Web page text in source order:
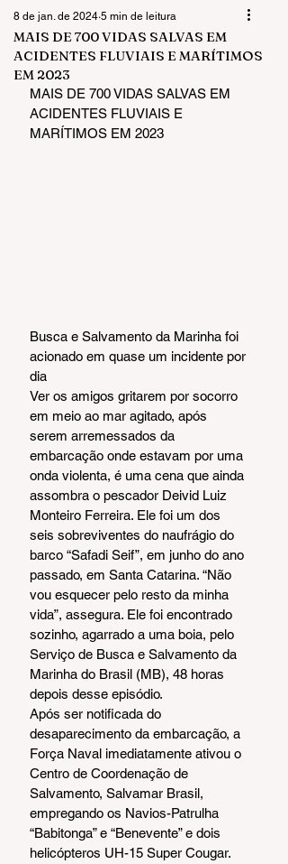
MAIS DE 700 VIDAS SALVAS EM
ACIDENTES FLUVIAIS E MARÍTIMOS
EM 2023
8 de jan. de 2024 5 min de leitura
MAIS DE 700 VIDAS SALVAS EM
ACIDENTES FLUVIAIS E
MARÍTIMOS EM 2023
Busca e Salvamento da Marinha foi
acionado em quase um incidente por
dia
Ver os amigos gritarem por socorro
em meio ao mar agitado, após
serem arremessados da
embarcação onde estavam por uma
onda violenta, é uma cena que ainda
assombra o pescador Deivid Luiz
Monteiro Ferreira. Ele foi um dos
seis sobreviventes do naufrágio do
barco “Safadi Seif”, em junho do ano
passado, em Santa Catarina. “Não
vou esquecer pelo resto da minha
vida”, assegura. Ele foi encontrado
sozinho, agarrado a uma boia, pelo
Serviço de Busca e Salvamento da
Marinha do Brasil (MB), 48 horas
depois desse episódio.
Após ser notificada do
desaparecimento da embarcação, a
Força Naval imediatamente ativou o
Centro de Coordenação de
Salvamento, Salvamar Brasil,
empregando os Navios-Patrulha
“Babitonga” e “Benevente” e dois
helicópteros UH-15 Super Cougar.